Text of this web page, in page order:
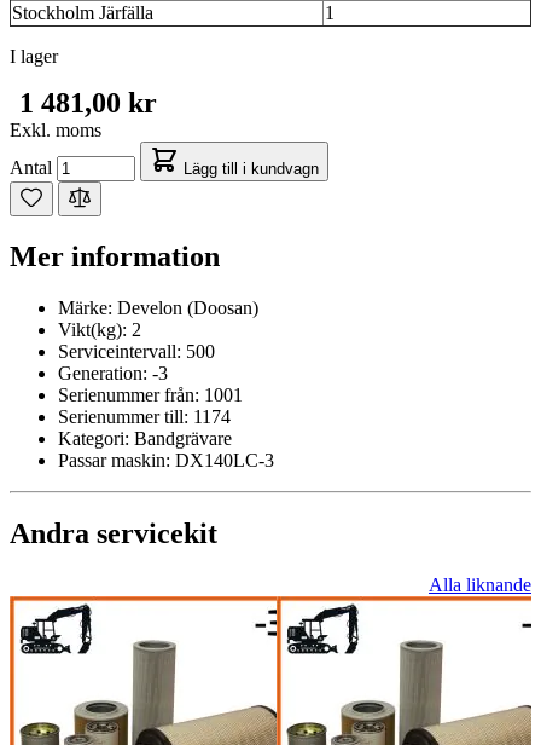
Stockholm Järfälla
1
I lager
1 481,00 kr
Exkl. moms
Antal
Lägg till i kundvagn
Mer information
Märke: Develon (Doosan)
Vikt(kg): 2
Serviceintervall: 500
Generation: -3
Serienummer från: 1001
Serienummer till: 1174
Kategori: Bandgrävare
Passar maskin: DX140LC-3
Andra servicekit
Alla liknande